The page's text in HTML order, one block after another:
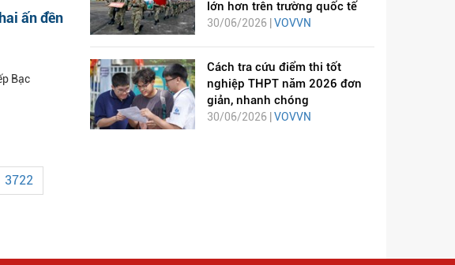
ấn đền
Bạc
3722
lớn hơn trên trường quốc tế
30/06/2026 | VOVVN
Cách tra cứu điểm thi tốt
nghiệp THPT năm 2026 đơn
giản, nhanh chóng
30/06/2026 | VOVVN